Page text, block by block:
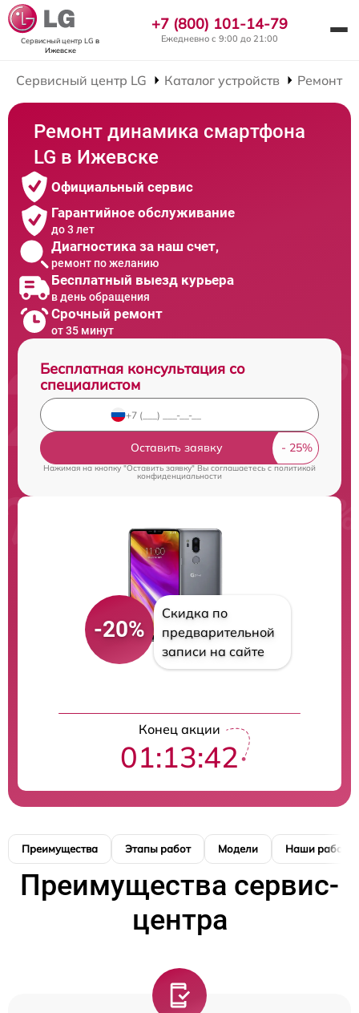
Сервисный центр LG в
Ижевске
+7 (800) 101-14-79
Ежедневно с 9:00 до 21:00
Сервисный центр LG Каталог устройств Ремонт
Ремонт динамика смартфона
LG в Ижевске
Официальный сервис
Гарантийное обслуживание
до 3 лет
Диагностика за наш счет,
ремонт по желанию
Бесплатный выезд курьера
в день обращения
Срочный ремонт
от 35 минут
Бесплатная консультация со
специалистом
Оставить заявку
Нажимая на кнопку "Оставить заявку" Вы соглашаетесь cполитикой
конфиденциальности
-20%
Скидка по
предварительной
записи на сайте
Конец акции
01:13:41
Преимущества Этапы работ Модели Наши работы
Преимущества сервис-
центра